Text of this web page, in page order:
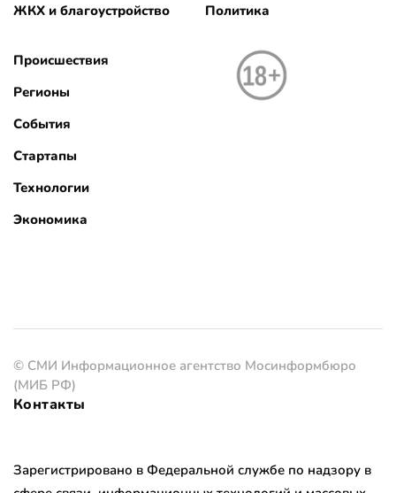
ЖКХ и благоустройство
Политика
Происшествия
Регионы
События
Стартапы
Технологии
Экономика
© СМИ Информационное агентство Мосинформбюро
(МИБ РФ)
Контакты
Зарегистрировано в Федеральной службе по надзору в